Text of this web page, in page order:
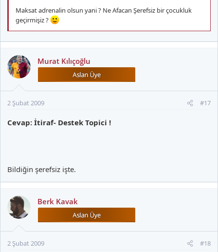
Maksat adrenalin olsun yani ? Ne Afacan Şerefsiz bir çocukluk
geçirmişiz ?
Murat Kılıçoğlu
2 Şubat 2009 #17
Cevap: İtiraf- Destek Topici !
Bildiğin şerefsiz işte.
Berk Kavak
2 Şubat 2009 #18